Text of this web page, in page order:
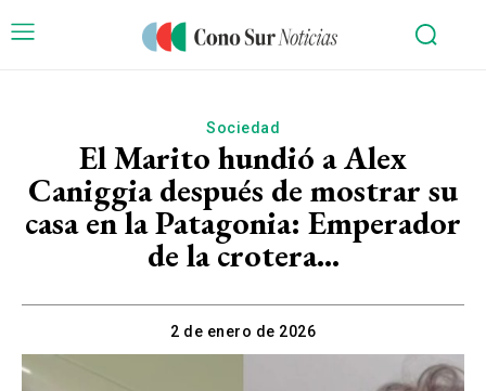
Sociedad
El Marito hundió a Alex
Caniggia después de mostrar su
casa en la Patagonia: Emperador
de la crotera…
2 de enero de 2026